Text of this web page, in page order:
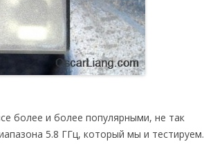
более и более популярными, не так
5.8 ГГц, который мы и тестируем.